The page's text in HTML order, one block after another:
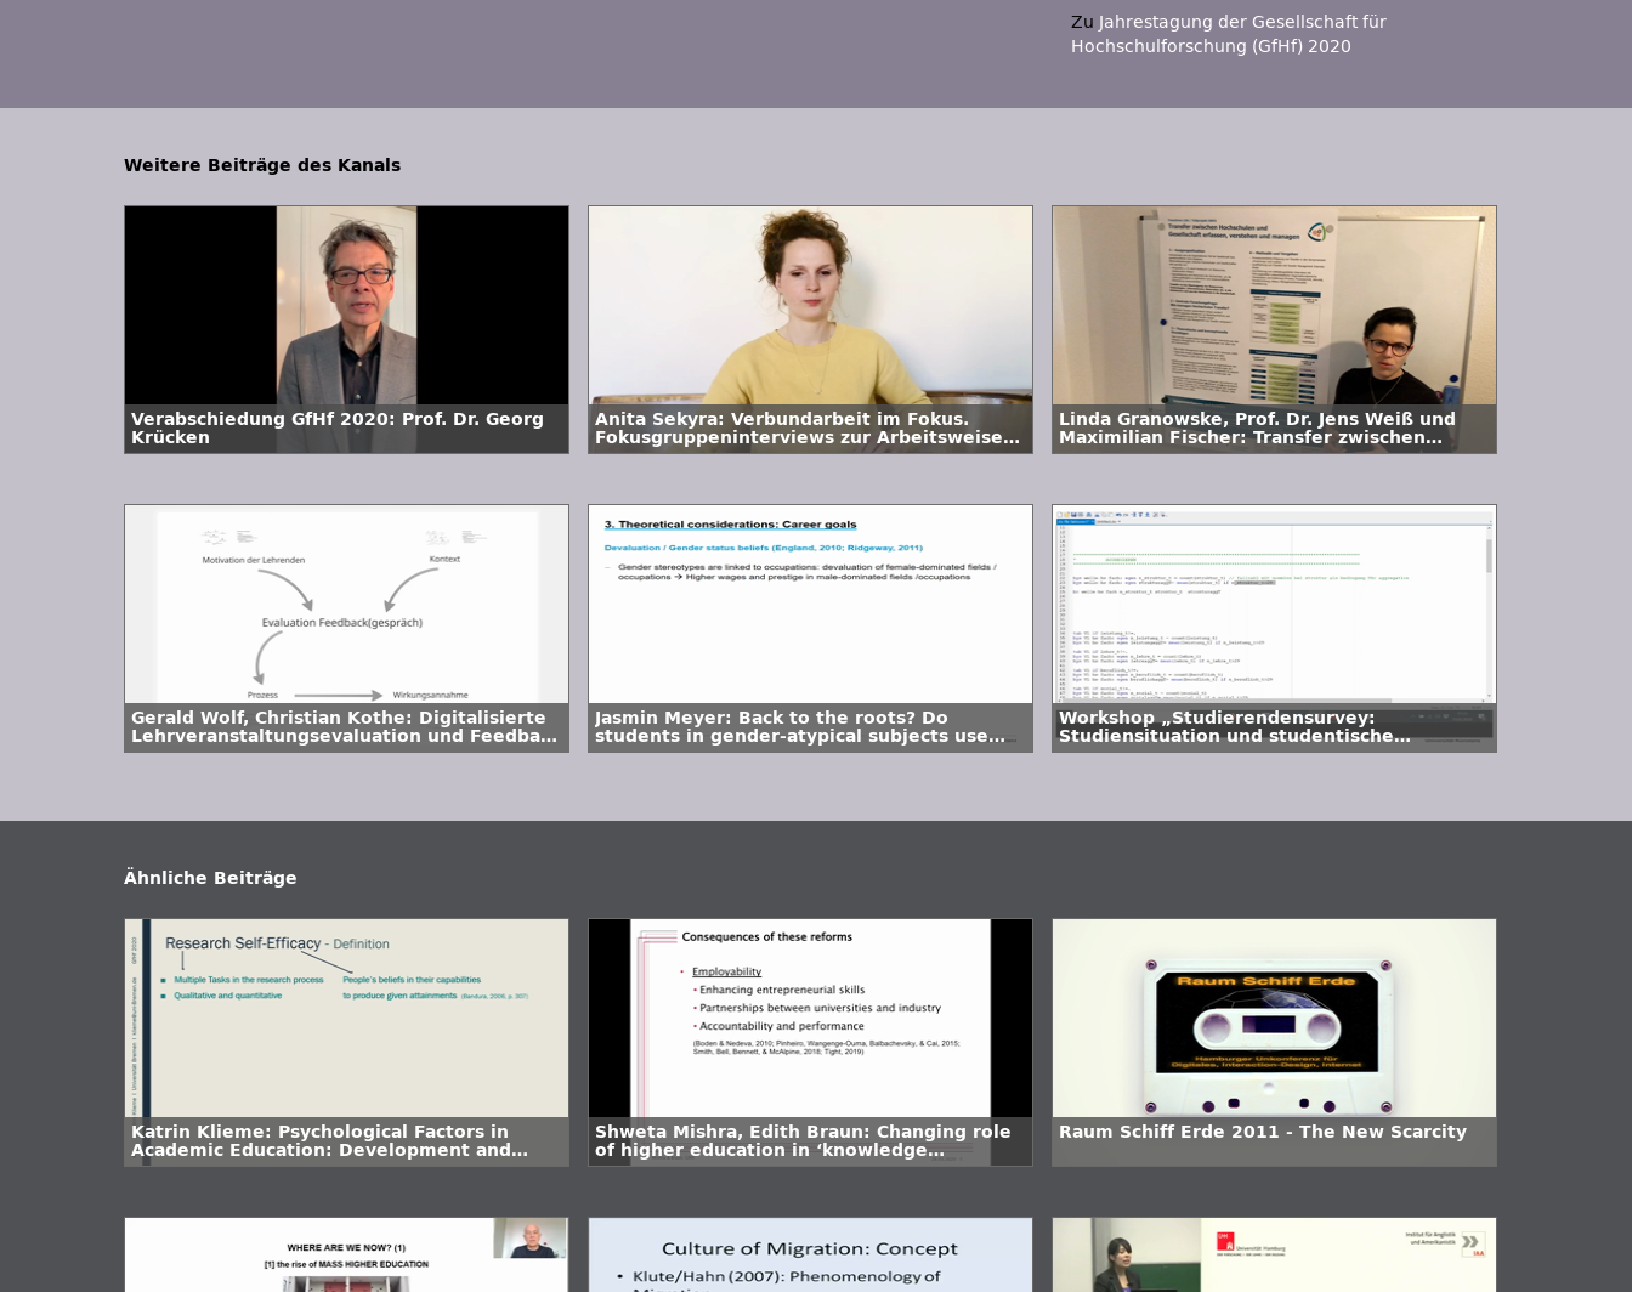
Zu Jahrestagung der Gesellschaft für
Hochschulforschung (GfHf) 2020
Weitere Beiträge des Kanals
Verabschiedung GfHf 2020: Prof. Dr. Georg
Krücken
Anita Sekyra: Verbundarbeit im Fokus.
Fokusgruppeninterviews zur Arbeitsweise
im sächsischen Verbundprojekt „Lehrpraxis
Linda Granowske, Prof. Dr. Jens Weiß und
Maximilian Fischer: Transfer zwischen
Hochschulen und Gesellschaft erfassen,
Gerald Wolf, Christian Kothe: Digitalisierte
Lehrveranstaltungsevaluation und Feedback
- Perspektiven von Lehrenden und
Jasmin Meyer: Back to the roots? Do
students in gender-atypical subjects use
their change of subject to make a more
Workshop „Studierendensurvey:
Studiensituation und studentische
Orientierungen – Aggregation von Items
Ähnliche Beiträge
Katrin Klieme: Psychological Factors in
Academic Education: Development and
Validation of Research Self-Efficacy
Shweta Mishra, Edith Braun: Changing role
of higher education in ‘knowledge
economy’: From training and research to
Raum Schiff Erde 2011 - The New Scarcity